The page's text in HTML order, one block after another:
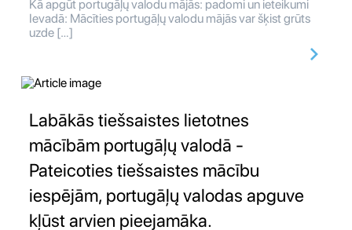
Kā apgūt portugāļų valodu mājās: padomi un ieteikumi
Ievadā: Mācīties portugāļų valodu mājās var šķist grūts
uzde […]
Labākās tiešsaistes lietotnes
mācībām portugāļų valodā -
Pateicoties tiešsaistes mācību
iespējām, portugāļų valodas apguve
kļūst arvien pieejamāka.